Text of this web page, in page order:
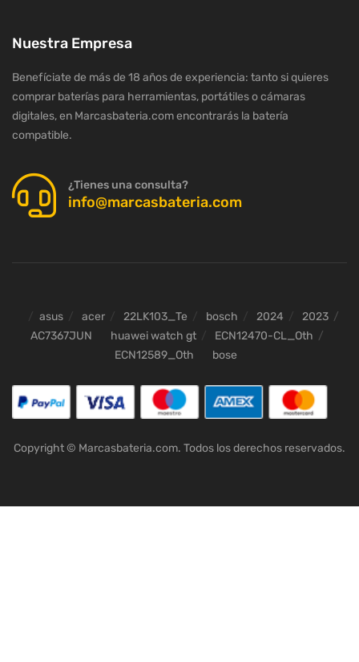
Nuestra Empresa
Benefíciate de más de 18 años de experiencia: tanto si quieres
comprar baterías para herramientas, portátiles o cámaras
digitales, en Marcasbateria.com encontrarás la batería
compatible.
¿Tienes una consulta?
info@marcasbateria.com
asus acer 22LK103_Te bosch 2024
2023
AC7367JUN
huawei watch gt
ECN12470-CL_Oth
ECN12589_Oth
bose
Copyright © Marcasbateria.com. Todos los derechos reservados.